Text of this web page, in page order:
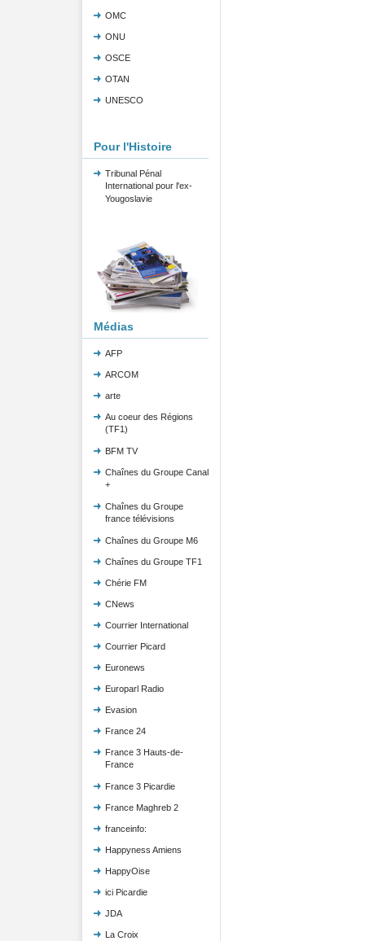
OMC
ONU
OSCE
OTAN
UNESCO
Pour l'Histoire
Tribunal Pénal
International pour l'ex-
Yougoslavie
Médias
AFP
ARCOM
arte
Au coeur des Régions
(TF1)
BFM TV
Chaînes du Groupe Canal
+
Chaînes du Groupe
france télévisions
Chaînes du Groupe M6
Chaînes du Groupe TF1
Chérie FM
CNews
Courrier International
Courrier Picard
Euronews
Europarl Radio
Evasion
France 24
France 3 Hauts-de-
France
France 3 Picardie
France Maghreb 2
franceinfo:
Happyness Amiens
HappyOise
ici Picardie
JDA
La Croix